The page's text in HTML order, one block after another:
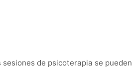
de psicoterapia se pueden